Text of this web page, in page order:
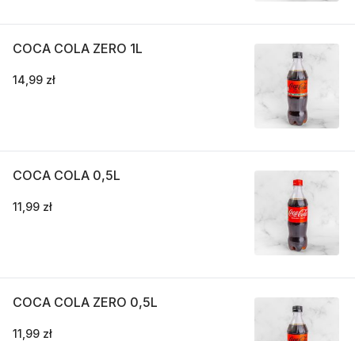
COCA COLA ZERO 1L
14,99 zł
COCA COLA 0,5L
11,99 zł
COCA COLA ZERO 0,5L
11,99 zł